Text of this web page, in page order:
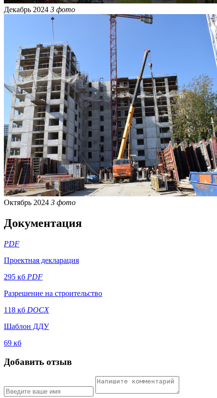
Декабрь 2024 3 фото
Октябрь 2024 3 фото
Документация
PDF
Проектная декларация
295 кб PDF
Разрешение на строительство
118 кб DOCX
Шаблон ДДУ
69 кб
Добавить отзыв